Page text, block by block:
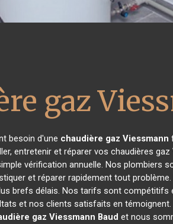
gaz
besoin d'une chaudière gaz Viessmann
entretenir et réparer vos chaudières gaz
vérification annuelle. Nos plombiers
et réparer rapidement tout
brefs délais. Nos tarifs sont
et nos clients satisfaits en
gaz Viessmann Baud et nous